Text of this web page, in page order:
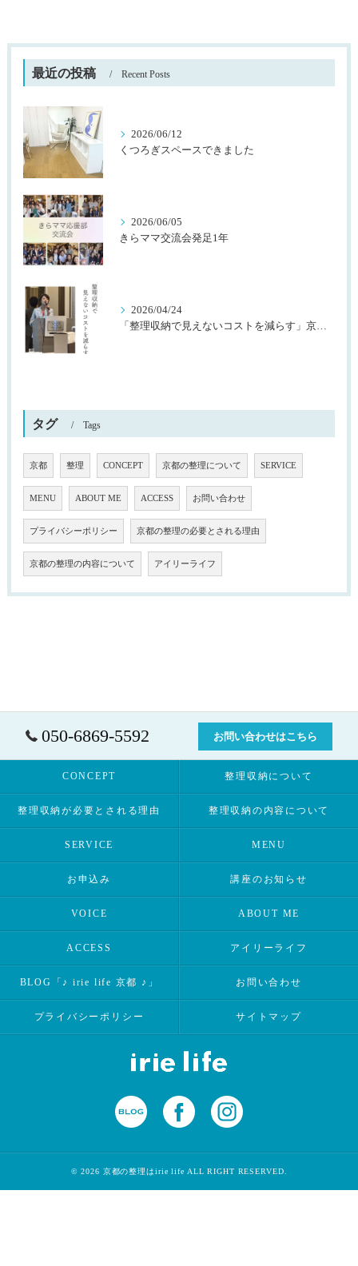
最近の投稿 Recent Posts
2026/06/12
くつろぎスペースできました
2026/06/05
きらママ交流会発足1年
2026/04/24
「整理収納で見えないコストを減らす」京都桂川ロータリークラブ様主催
タグ Tags
京都 整理 CONCEPT 京都の整理について SERVICE
MENU ABOUT ME ACCESS お問い合わせ
プライバシーポリシー 京都の整理の必要とされる理由
京都の整理の内容について アイリーライフ
050-6869-5592 お問い合わせはこちら
CONCEPT 整理収納について
整理収納が必要とされる理由 整理収納の内容について
SERVICE MENU
お申込み 講座のお知らせ
VOICE ABOUT ME
ACCESS アイリーライフ
BLOG「♪ irie life 京都 ♪」 お問い合わせ
プライバシーポリシー サイトマップ
© 2026 京都の整理はirie life ALL RIGHT RESERVED.